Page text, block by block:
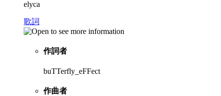
elyca
歌詞
作詞者
buTTerfly_eFFect
作曲者